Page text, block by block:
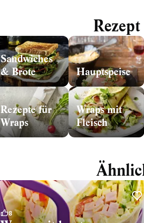
Sandwiches
& Brote
Hauptspeise
Rezepte für
Wraps
Wraps mit
Fleisch
8